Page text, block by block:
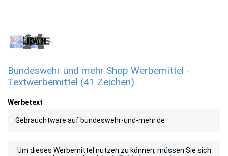
Bundeswehr und mehr Shop Werbemittel -
Textwerbemittel (41 Zeichen)
Werbetext
Gebrauchtware auf bundeswehr-und-mehr.de
Um dieses Werbemittel nutzen zu können, müssen Sie sich